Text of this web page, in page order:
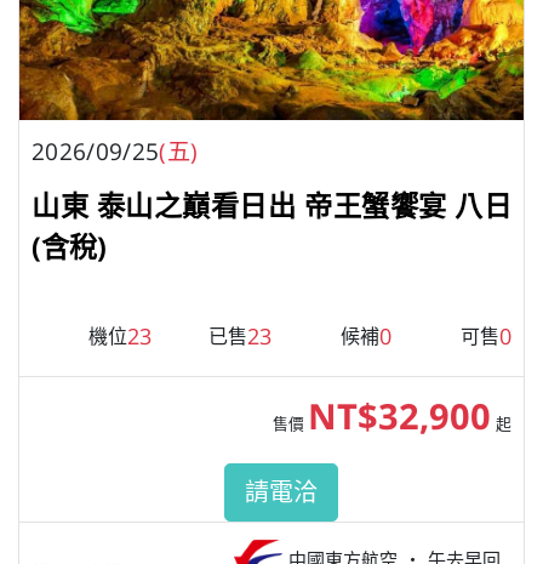
2026/09/25(五)
山東 泰山之巔看日出 帝王蟹饗宴 八日
(含稅)
機位23 已售23 候補0 可售0
中國東方航空 午去早回
售價 NT$32,900 起
請電洽